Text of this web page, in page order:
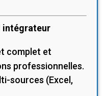
intégrateur
complet et
professionnelles.
sources (Excel,